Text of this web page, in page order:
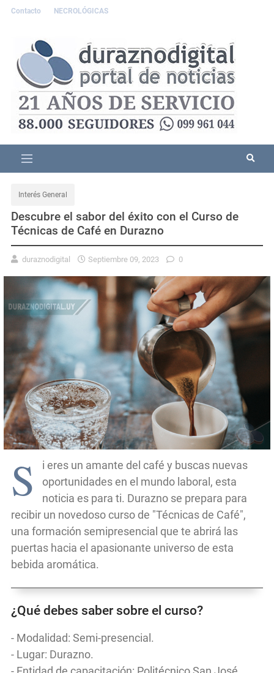
Contacto NECROLÓGICAS
Interés General
Descubre el sabor del éxito con el Curso de
Técnicas de Café en Durazno
duraznodigital Septiembre 09, 2023 0
S
i eres un amante del café y buscas nuevas
oportunidades en el mundo laboral, esta
noticia es para ti. Durazno se prepara para
recibir un novedoso curso de "Técnicas de Café",
una formación semipresencial que te abrirá las
puertas hacia el apasionante universo de esta
bebida aromática.
¿Qué debes saber sobre el curso?
- Modalidad: Semi-presencial.
- Lugar: Durazno.